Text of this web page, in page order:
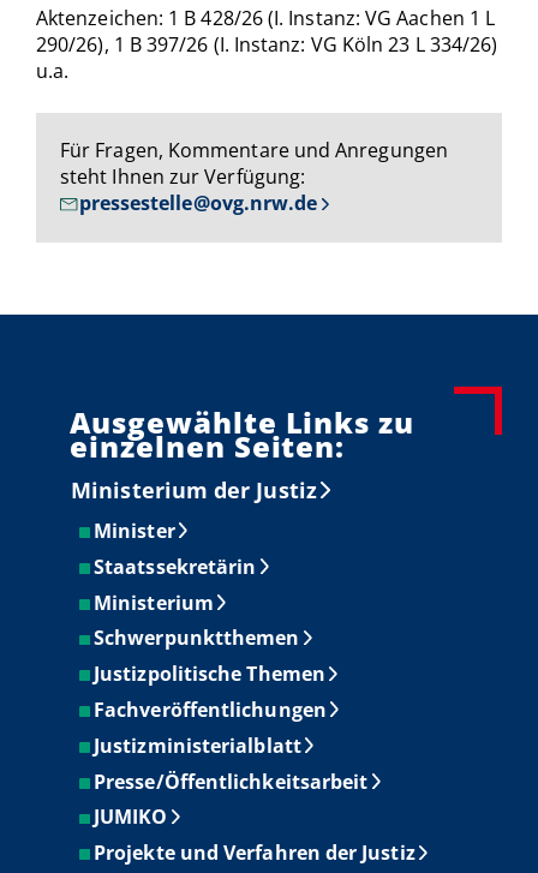
Aktenzeichen: 1 B 428/26 (I. Instanz: VG Aachen 1 L
290/26), 1 B 397/26 (I. Instanz: VG Köln 23 L 334/26)
u.a.
Für Fragen, Kommentare und Anregungen
steht Ihnen zur Verfügung:
pressestelle@ovg.nrw.de
Ausgewählte Links zu
einzelnen Seiten:
Ministerium der Justiz
Minister
Staatssekretärin
Ministerium
Schwerpunktthemen
Justizpolitische Themen
Fachveröffentlichungen
Justizministerialblatt
Presse/Öffentlichkeitsarbeit
JUMIKO
Projekte und Verfahren der Justiz